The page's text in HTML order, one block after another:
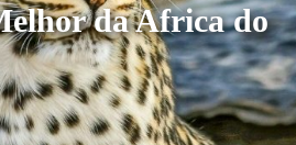
da Africa do